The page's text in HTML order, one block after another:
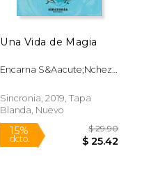
Una Vida de Magia
Encarna S&Aacute;Nchez
Rod&Eacute;S Pascal
Sincronia, 2019, Tapa
Blanda, Nuevo